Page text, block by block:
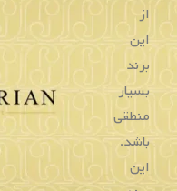
تماس بگیرید
خرید